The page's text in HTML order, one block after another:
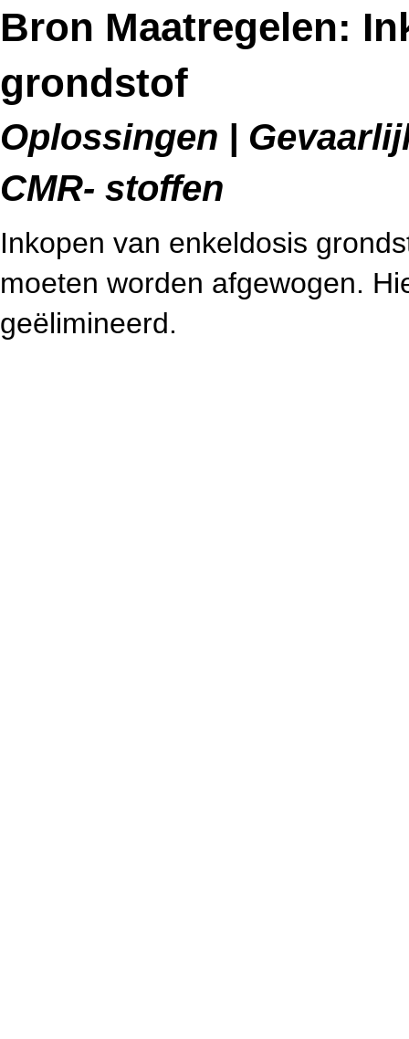
Bron Maatregelen:
grondstof
Oplossingen |
CMR- stoffen
Inkopen van enkeldosis
moeten worden afgewogen.
geëlimineerd.